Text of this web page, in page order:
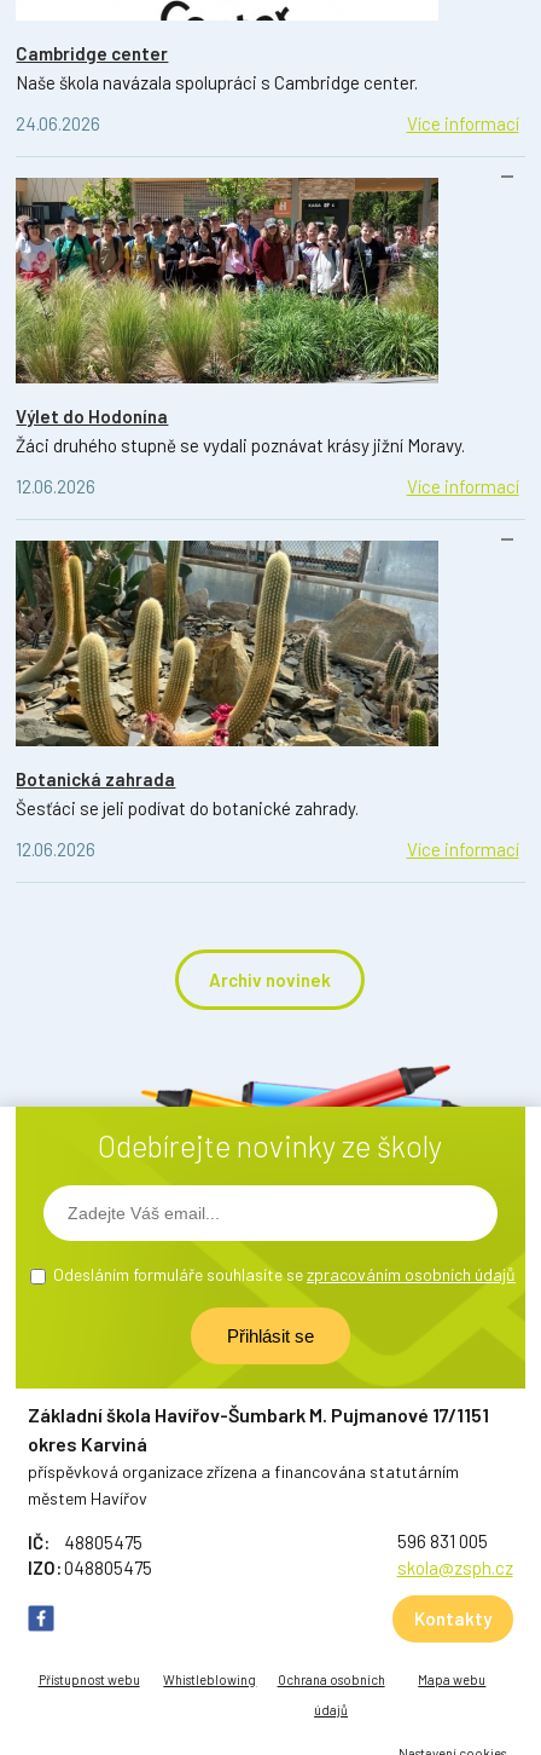
Cambridge center
Naše škola navázala spolupráci s Cambridge center.
24.06.2026
Více informací
Výlet do Hodonína
Žáci druhého stupně se vydali poznávat krásy jižní Moravy.
12.06.2026
Více informací
Botanická zahrada
Šesťáci se jeli podívat do botanické zahrady.
12.06.2026
Více informací
Archiv novinek
Odebírejte novinky ze školy
Odesláním formuláře souhlasíte sezpracováním osobních údajů
Základní škola Havířov-Šumbark M. Pujmanové 17/1151
okres Karviná
příspěvková organizace zřízena a financována statutárním
městem Havířov
IČ:
48805475
IZO:048805475
596 831 005
skola@zsph.cz
Kontakty
Přístupnost webu Whistleblowing
Ochrana osobních
údajů
Mapa webu